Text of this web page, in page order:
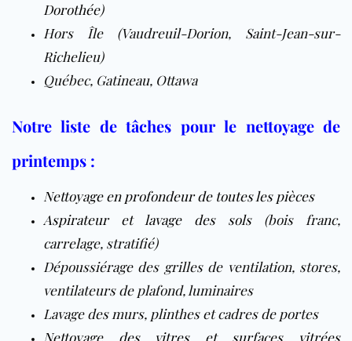
Dorothée)
Hors Île (Vaudreuil-Dorion, Saint-Jean-sur-
Richelieu)
Québec, Gatineau, Ottawa
Notre liste de tâches pour le nettoyage de
printemps :
Nettoyage en profondeur de toutes les pièces
Aspirateur et lavage des sols(bois franc,
carrelage, stratifié)
Dépoussiérage des grilles de ventilation, stores,
ventilateurs de plafond, luminaires
Lavage des murs, plinthes et cadres de portes
Nettoyage des vitres et surfaces vitrées